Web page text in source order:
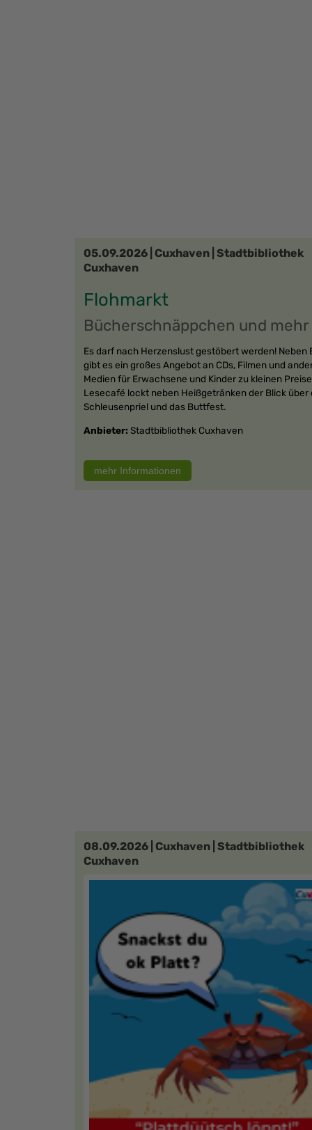
05.09.2026 | Cuxhaven | Stadtbibliothek
Cuxhaven
Flohmarkt
Bücherschnäppchen und mehr
Es darf nach Herzenslust gestöbert werden! Neben
gibt es ein großes Angebot an CDs, Filmen und
Medien für Erwachsene und Kinder zu kleinen
Lesecafé lockt neben Heißgetränken der Blick über
Schleusenpriel und das Buttfest.
Anbieter: Stadtbibliothek Cuxhaven
08.09.2026 | Cuxhaven | Stadtbibliothek
Cuxhaven